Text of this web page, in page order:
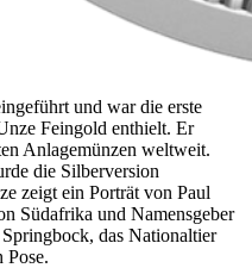
und war die erste
Feingold enthielt. Er
Anlagemünzen weltweit.
die Silberversion
zeigt ein Porträt von Paul
Südafrika und Namensgeber
das Nationaltier
Pose.